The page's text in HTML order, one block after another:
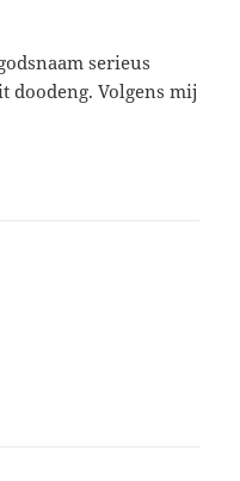
serieus
doodeng. Volgens mij